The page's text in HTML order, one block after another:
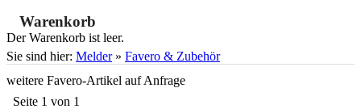
Warenkorb
Der Warenkorb ist leer.
Sie sind hier: Melder» Favero & Zubehör
weitere Favero-Artikel auf Anfrage
Seite 1 von 1